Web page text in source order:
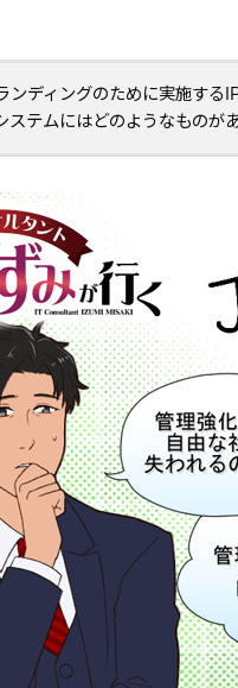
ンディングのために実施す
ステムにはどのようなもの